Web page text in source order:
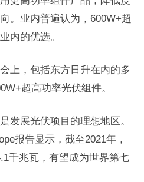
。业内普遍认为，600W+超
内的优选。
上，包括东方日升在内的多
超高功率光伏组件。
发展光伏项目的理想地区。
报告显示，截至2021年，
千兆瓦，有望成为世界第七